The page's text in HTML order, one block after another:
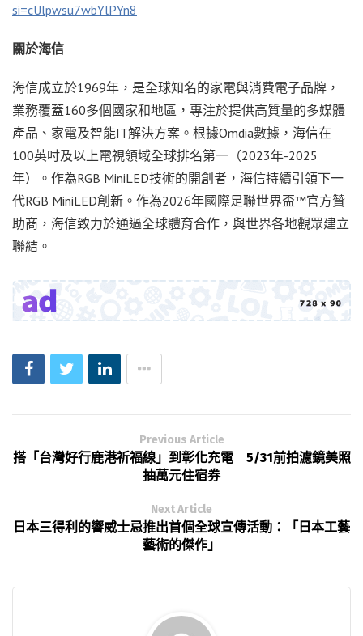
si=cUlpwsu7wbYlPYn8
關於海信
海信成立於1969年，是全球知名的家電與消費電子品牌，
業務覆蓋160多個國家和地區，專注於提供高質量的多媒體
產品、家電及智能IT解決方案。根據Omdia數據，海信在
100英吋及以上電視領域全球排名第一（2023年-2025
年）。作為RGB MiniLED技術的開創者，海信持續引領下一
代RGB MiniLED創新。作為2026年國際足聯世界盃™官方贊
助商，海信致力於通過全球體育合作，與世界各地觀眾建立
聯結。
Previous Article
搭「台灣好行鹿港祈福線」到彰化充電 5/31前拍濾鏡美照
抽萬元住宿券
Next Article
日本三得利的響威士忌推出首個全球宣傳活動：「日本工藝
藝術的傑作」